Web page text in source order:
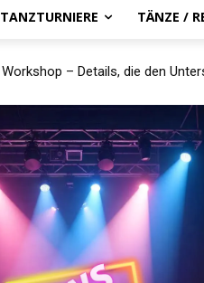
TANZTURNIERE TÄNZE /
Workshop – Details, die den